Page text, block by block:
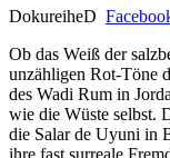
DokureiheD
Ob das Weiß der
unzähligen Rot-Töne
des Wadi Rum in
wie die Wüste selbst.
die Salar de Uyuni in
ihre fast surreale